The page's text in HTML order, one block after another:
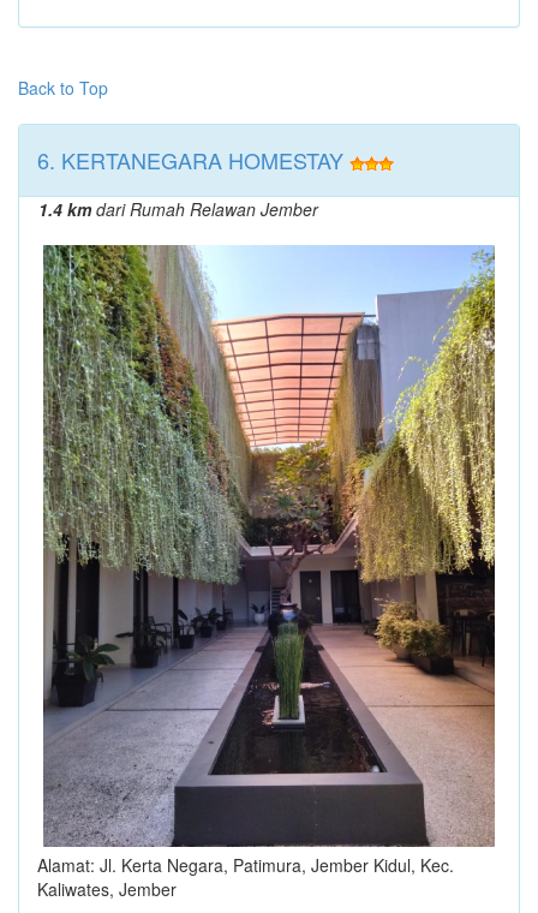
Back to Top
6. KERTANEGARA HOMESTAY
1.4 kmdari Rumah Relawan Jember
Alamat: Jl. Kerta Negara, Patimura, Jember Kidul, Kec.
Kaliwates, Jember